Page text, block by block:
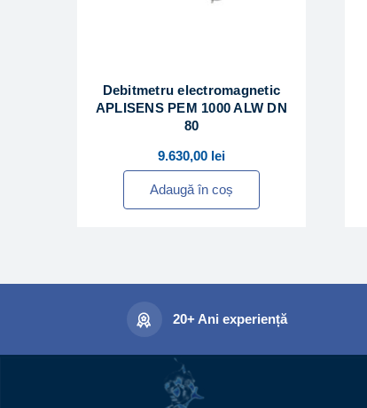
Debitmetru electromagnetic
APLISENS PEM 1000 ALW DN
80
9.630,00 lei
Adaugă în coș
20+ Ani experiență